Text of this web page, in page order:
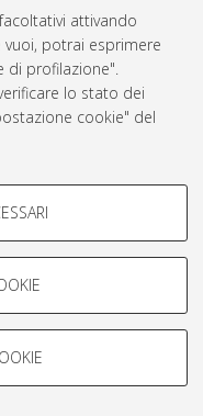
attivando
vuoi, potrai esprimere
di profilazione".
lo stato dei
cookie" del
le caratteristiche della
al loro comportamento
AlmaDL
di Bologna, 2007-2026.